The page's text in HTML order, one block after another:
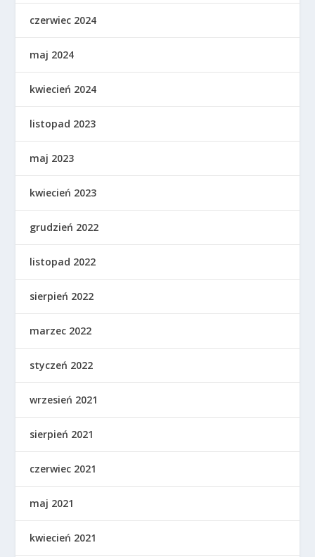
czerwiec 2024
maj 2024
kwiecień 2024
listopad 2023
maj 2023
kwiecień 2023
grudzień 2022
listopad 2022
sierpień 2022
marzec 2022
styczeń 2022
wrzesień 2021
sierpień 2021
czerwiec 2021
maj 2021
kwiecień 2021